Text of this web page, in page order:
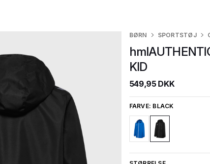
BØRN SPORTSTØJ
KID
549,95 DKK
FARVE: BLACK